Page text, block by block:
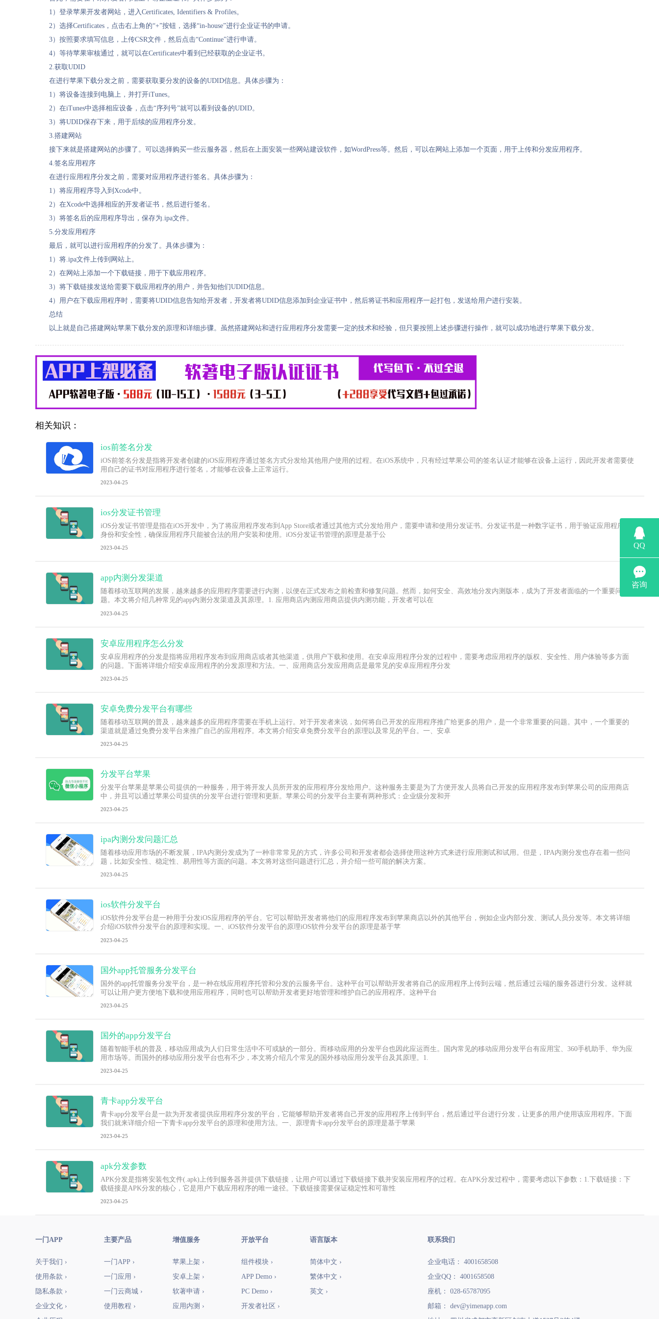
1）登录苹果开发者网站，进入Certificates, Identifiers & Profiles。
2）选择Certificates，点击右上角的“+”按钮，选择“in-house”进行企业证书的申请。
3）按照要求填写信息，上传CSR文件，然后点击“Continue”进行申请。
4）等待苹果审核通过，就可以在Certificates中看到已经获取的企业证书。
2.获取UDID
在进行苹果下载分发之前，需要获取要分发的设备的UDID信息。具体步骤为：
1）将设备连接到电脑上，并打开iTunes。
2）在iTunes中选择相应设备，点击“序列号”就可以看到设备的UDID。
3）将UDID保存下来，用于后续的应用程序分发。
3.搭建网站
接下来就是搭建网站的步骤了。可以选择购买一些云服务器，然后在上面安装一些网站建设软件，如WordPress等。然后，可以在网站上添加一个页面，用于上传和分发应用程序。
4.签名应用程序
在进行应用程序分发之前，需要对应用程序进行签名。具体步骤为：
1）将应用程序导入到Xcode中。
2）在Xcode中选择相应的开发者证书，然后进行签名。
3）将签名后的应用程序导出，保存为.ipa文件。
5.分发应用程序
最后，就可以进行应用程序的分发了。具体步骤为：
1）将.ipa文件上传到网站上。
2）在网站上添加一个下载链接，用于下载应用程序。
3）将下载链接发送给需要下载应用程序的用户，并告知他们UDID信息。
4）用户在下载应用程序时，需要将UDID信息告知给开发者，开发者将UDID信息添加到企业证书中，然后将证书和应用程序一起打包，发送给用户进行安装。
总结
以上就是自己搭建网站苹果下载分发的原理和详细步骤。虽然搭建网站和进行应用程序分发需要一定的技术和经验，但只要按照上述步骤进行操作，就可以成功地进行苹果下载分发。
相关知识：
ios前签名分发
iOS前签名分发是指将开发者创建的iOS应用程序通过签名方式分发给其他用户使用的过程。在iOS系统中，只有经过苹果公司的签名认证才能够在设备上运行，因此开发者需要使
用自己的证书对应用程序进行签名，才能够在设备上正常运行。
2023-04-25
ios分发证书管理
iOS分发证书管理是指在iOS开发中，为了将应用程序发布到App Store或者通过其他方式分发给用户，需要申请和使用分发证书。分发证书是一种数字证书，用于验证应用程序的
身份和安全性，确保应用程序只能被合法的用户安装和使用。iOS分发证书管理的原理是基于公
2023-04-25
app内测分发渠道
随着移动互联网的发展，越来越多的应用程序需要进行内测，以便在正式发布之前检查和修复问题。然而，如何安全、高效地分发内测版本，成为了开发者面临的一个重要问
题。本文将介绍几种常见的app内测分发渠道及其原理。1. 应用商店内测应用商店提供内测功能，开发者可以在
2023-04-25
安卓应用程序怎么分发
安卓应用程序的分发是指将应用程序发布到应用商店或者其他渠道，供用户下载和使用。在安卓应用程序分发的过程中，需要考虑应用程序的版权、安全性、用户体验等多方面
的问题。下面将详细介绍安卓应用程序的分发原理和方法。一、应用商店分发应用商店是最常见的安卓应用程序分发
2023-04-25
安卓免费分发平台有哪些
随着移动互联网的普及，越来越多的应用程序需要在手机上运行。对于开发者来说，如何将自己开发的应用程序推广给更多的用户，是一个非常重要的问题。其中，一个重要的
渠道就是通过免费分发平台来推广自己的应用程序。本文将介绍安卓免费分发平台的原理以及常见的平台。一、安卓
2023-04-25
分发平台苹果
分发平台苹果是苹果公司提供的一种服务，用于将开发人员所开发的应用程序分发给用户。这种服务主要是为了方便开发人员将自己开发的应用程序发布到苹果公司的应用商店
中，并且可以通过苹果公司提供的分发平台进行管理和更新。苹果公司的分发平台主要有两种形式：企业级分发和开
2023-04-25
ipa内测分发问题汇总
随着移动应用市场的不断发展，IPA内测分发成为了一种非常常见的方式，许多公司和开发者都会选择使用这种方式来进行应用测试和试用。但是，IPA内测分发也存在着一些问
题，比如安全性、稳定性、易用性等方面的问题。本文将对这些问题进行汇总，并介绍一些可能的解决方案。
2023-04-25
ios软件分发平台
iOS软件分发平台是一种用于分发iOS应用程序的平台。它可以帮助开发者将他们的应用程序发布到苹果商店以外的其他平台，例如企业内部分发、测试人员分发等。本文将详细
介绍iOS软件分发平台的原理和实现。一、iOS软件分发平台的原理iOS软件分发平台的原理是基于苹
2023-04-25
国外app托管服务分发平台
国外的app托管服务分发平台，是一种在线应用程序托管和分发的云服务平台。这种平台可以帮助开发者将自己的应用程序上传到云端，然后通过云端的服务器进行分发。这样就
可以让用户更方便地下载和使用应用程序，同时也可以帮助开发者更好地管理和维护自己的应用程序。这种平台
2023-04-25
国外的app分发平台
随着智能手机的普及，移动应用成为人们日常生活中不可或缺的一部分。而移动应用的分发平台也因此应运而生。国内常见的移动应用分发平台有应用宝、360手机助手、华为应
用市场等。而国外的移动应用分发平台也有不少，本文将介绍几个常见的国外移动应用分发平台及其原理。1.
2023-04-25
青卡app分发平台
青卡app分发平台是一款为开发者提供应用程序分发的平台，它能够帮助开发者将自己开发的应用程序上传到平台，然后通过平台进行分发，让更多的用户使用该应用程序。下面
我们就来详细介绍一下青卡app分发平台的原理和使用方法。一、原理青卡app分发平台的原理是基于苹果
2023-04-25
apk分发参数
APK分发是指将安装包文件(.apk)上传到服务器并提供下载链接，让用户可以通过下载链接下载并安装应用程序的过程。在APK分发过程中，需要考虑以下参数：1.下载链接：下
载链接是APK分发的核心，它是用户下载应用程序的唯一途径。下载链接需要保证稳定性和可靠性
2023-04-25
一门APP
关于我们 ›
使用条款 ›
隐私条款 ›
企业文化 ›
主要产品
一门APP ›
一门应用 ›
一门云商城 ›
使用教程 ›
增值服务
苹果上架 ›
安卓上架 ›
软著申请 ›
应用内测 ›
开放平台
组件模块 ›
APP Demo ›
PC Demo ›
开发者社区 ›
语言版本
简体中文 ›
繁体中文 ›
英文 ›
联系我们
企业电话： 4001658508
企业QQ： 4001658508
座机： 028-65787095
邮箱： dev@yimenapp.com